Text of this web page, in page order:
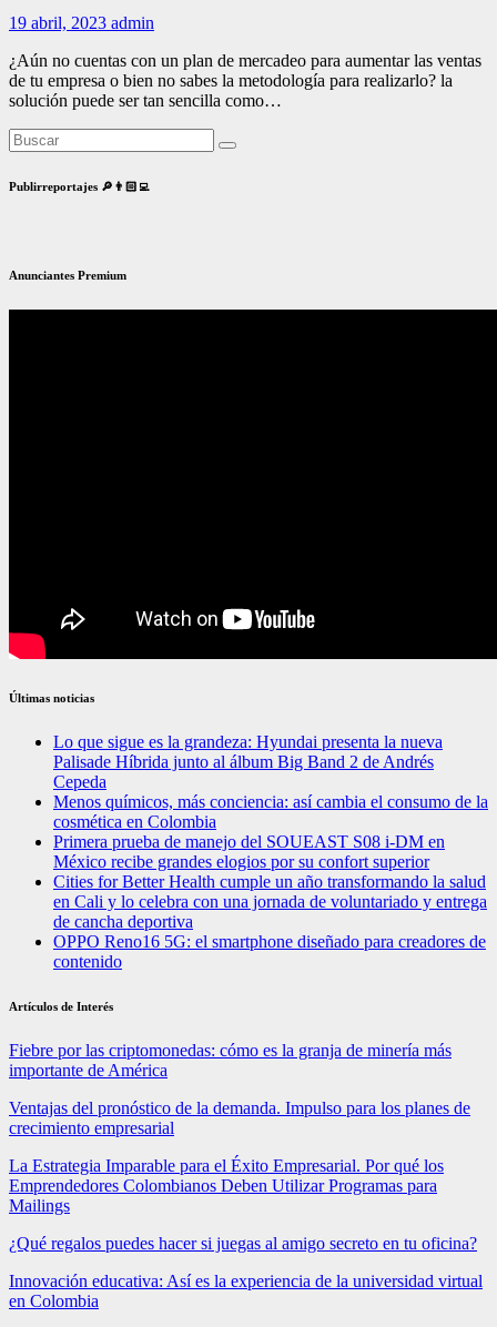
19 abril, 2023 admin
¿Aún no cuentas con un plan de mercadeo para aumentar las ventas
de tu empresa o bien no sabes la metodología para realizarlo? la
solución puede ser tan sencilla como…
Publirreportajes 🔎👨🏻‍💻
Anunciantes Premium
Últimas noticias
Lo que sigue es la grandeza: Hyundai presenta la nueva
Palisade Híbrida junto al álbum Big Band 2 de Andrés
Cepeda
Menos químicos, más conciencia: así cambia el consumo de la
cosmética en Colombia
Primera prueba de manejo del SOUEAST S08 i-DM en
México recibe grandes elogios por su confort superior
Cities for Better Health cumple un año transformando la salud
en Cali y lo celebra con una jornada de voluntariado y entrega
de cancha deportiva
OPPO Reno16 5G: el smartphone diseñado para creadores de
contenido
Artículos de Interés
Fiebre por las criptomonedas: cómo es la granja de minería más
importante de América
Ventajas del pronóstico de la demanda. Impulso para los planes de
crecimiento empresarial
La Estrategia Imparable para el Éxito Empresarial. Por qué los
Emprendedores Colombianos Deben Utilizar Programas para
Mailings
¿Qué regalos puedes hacer si juegas al amigo secreto en tu oficina?
Innovación educativa: Así es la experiencia de la universidad virtual
en Colombia